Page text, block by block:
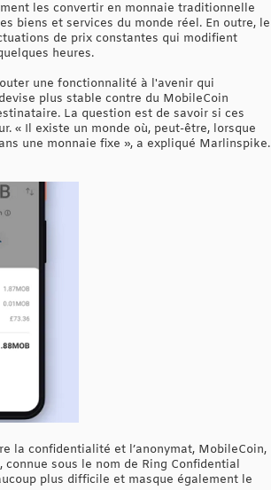
les convertir en monnaie traditionnelle
biens et services du monde réel. En outre, le
de prix constantes qui modifient
heures.
une fonctionnalité à l'avenir qui
plus stable contre du MobileCoin
La question est de savoir si ces
« Il existe un monde où, peut-être, lorsque
une monnaie fixe », a expliqué Marlinspike.
la confidentialité et l’anonymat, MobileCoin,
sous le nom de Ring Confidential
plus difficile et masque également le